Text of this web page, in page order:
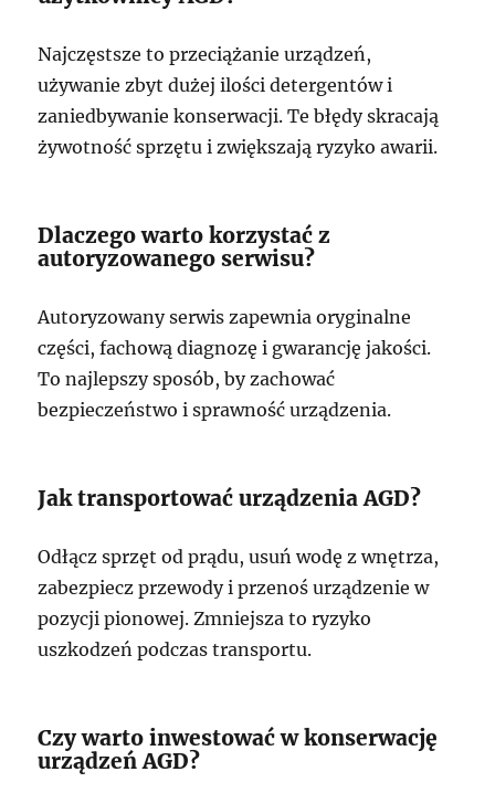
Najczęstsze to przeciążanie urządzeń,
używanie zbyt dużej ilości detergentów i
zaniedbywanie konserwacji. Te błędy skracają
żywotność sprzętu i zwiększają ryzyko awarii.
Dlaczego warto korzystać z
autoryzowanego serwisu?
Autoryzowany serwis zapewnia oryginalne
części, fachową diagnozę i gwarancję jakości.
To najlepszy sposób, by zachować
bezpieczeństwo i sprawność urządzenia.
Jak transportować urządzenia AGD?
Odłącz sprzęt od prądu, usuń wodę z wnętrza,
zabezpiecz przewody i przenoś urządzenie w
pozycji pionowej. Zmniejsza to ryzyko
uszkodzeń podczas transportu.
Czy warto inwestować w konserwację
urządzeń AGD?